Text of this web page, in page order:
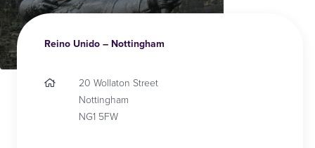
Reino Unido – Nottingham
20 Wollaton Street
Nottingham
NG1 5FW